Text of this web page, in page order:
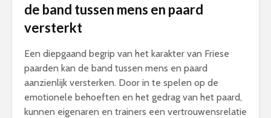
de band tussen mens en paard
versterkt
Een diepgaand begrip van het karakter van Friese
paarden kan de band tussen mens en paard
aanzienlijk versterken. Door in te spelen op de
emotionele behoeften en het gedrag van het paard,
kunnen eigenaren en trainers een vertrouwensrelatie